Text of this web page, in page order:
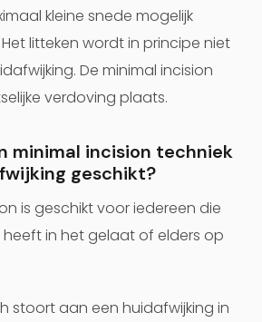
kleine snede mogelijk
litteken wordt in principe niet
De minimal incision
verdoving plaats.
minimal incision techniek
geschikt?
is geschikt voor iedereen die
in het gelaat of elders op
stoort aan een huidafwijking in